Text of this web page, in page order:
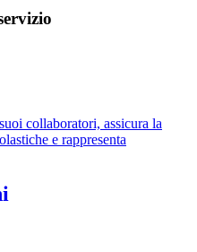
collaboratori, assicura la
e rappresenta